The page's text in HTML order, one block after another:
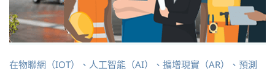
在物聯網（IOT）、人工智能（AI）、擴增現實（AR）、預測